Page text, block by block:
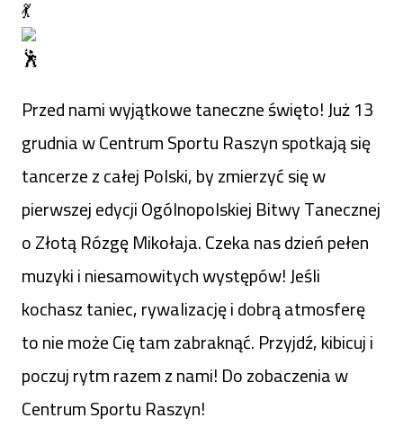
Przed nami wyjątkowe taneczne święto! Już 13
grudnia w Centrum Sportu Raszyn spotkają się
tancerze z całej Polski, by zmierzyć się w
pierwszej edycji Ogólnopolskiej Bitwy Tanecznej
o Złotą Rózgę Mikołaja. Czeka nas dzień pełen
muzyki i niesamowitych występów! Jeśli
kochasz taniec, rywalizację i dobrą atmosferę
to nie może Cię tam zabraknąć. Przyjdź, kibicuj i
poczuj rytm razem z nami! Do zobaczenia w
Centrum Sportu Raszyn!